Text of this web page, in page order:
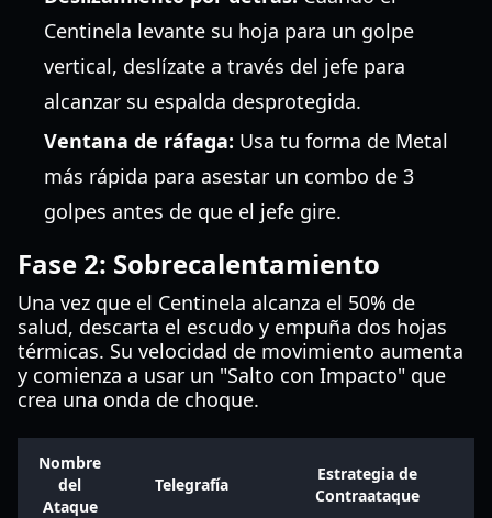
Centinela levante su hoja para un golpe
vertical, deslízate a través del jefe para
alcanzar su espalda desprotegida.
Ventana de ráfaga: Usa tu forma de Metal
más rápida para asestar un combo de 3
golpes antes de que el jefe gire.
Fase 2: Sobrecalentamiento
Una vez que el Centinela alcanza el 50% de
salud, descarta el escudo y empuña dos hojas
térmicas. Su velocidad de movimiento aumenta
y comienza a usar un "Salto con Impacto" que
crea una onda de choque.
Nombre
del
Ataque
Telegrafía
Estrategia de
Contraataque